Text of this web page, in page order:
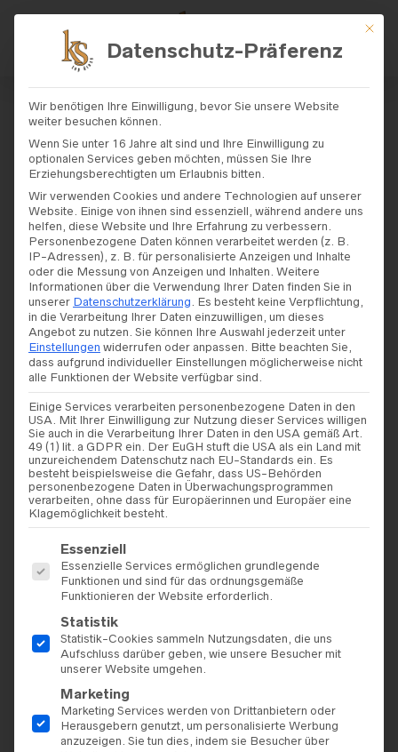
START/SHOP/ BRAUTKLEIDER/DIAN
E LEGRAND
/ DIANE LEGRAND – MODELL
„50722“
Diane Legrand – Modell
„50722“
Mit
Datenschutz-Präferenz
Wir benötigen Ihre Einwilligung, bevor Sie unsere Website
weiter besuchen können.
Wenn Sie unter 16 Jahre alt sind und Ihre Einwilligung zu
optionalen Services geben möchten, müssen Sie Ihre
Erziehungsberechtigten um Erlaubnis bitten.
Wir verwenden Cookies und andere Technologien auf unserer
Website. Einige von ihnen sind essenziell, während andere uns
helfen, diese Website und Ihre Erfahrung zu verbessern.
Personenbezogene Daten können verarbeitet werden (z. B.
IP-Adressen), z. B. für personalisierte Anzeigen und Inhalte
oder die Messung von Anzeigen und Inhalten. Weitere
Informationen über die Verwendung Ihrer Daten finden Sie in
unserer Datenschutzerklärung. Es besteht keine Verpflichtung,
in die Verarbeitung Ihrer Daten einzuwilligen, um dieses
Angebot zu nutzen. Sie können Ihre Auswahl jederzeit unter
Einstellungen widerrufen oder anpassen. Bitte beachten Sie,
dass aufgrund individueller Einstellungen möglicherweise nicht
alle Funktionen der Website verfügbar sind.
Einige Services verarbeiten personenbezogene Daten in den
USA. Mit Ihrer Einwilligung zur Nutzung dieser Services willigen
Sie auch in die Verarbeitung Ihrer Daten in den USA gemäß Art.
49 (1) lit. a GDPR ein. Der EuGH stuft die USA als ein Land mit
unzureichendem Datenschutz nach EU-Standards ein. Es
besteht beispielsweise die Gefahr, dass US-Behörden
personenbezogene Daten in Überwachungsprogrammen
verarbeiten, ohne dass für Europäerinnen und Europäer eine
Klagemöglichkeit besteht.
Es folgt eine Liste der Service-Gruppen, für die eine
Essenziell
Essenzielle Services ermöglichen grundlegende
Funktionen und sind für das ordnungsgemäße
Funktionieren der Website erforderlich.
Statistik
Statistik-Cookies sammeln Nutzungsdaten, die uns
Aufschluss darüber geben, wie unsere Besucher mit
unserer Website umgehen.
Marketing
Marketing Services werden von Drittanbietern oder
Herausgebern genutzt, um personalisierte Werbung
anzuzeigen. Sie tun dies, indem sie Besucher über